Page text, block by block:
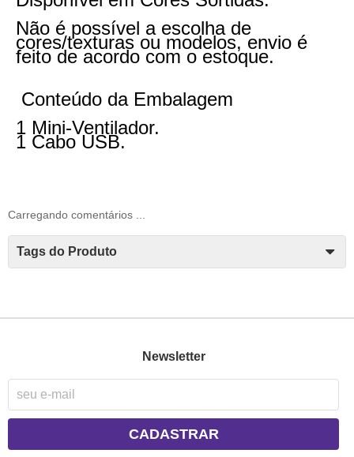
Não é possível a escolha de
cores/texturas ou modelos, envio é
feito de acordo com o estoque.
Conteúdo da Embalagem
1 Mini-Ventilador.
1 Cabo USB.
Carregando comentários ...
Tags do Produto
Newsletter
CADASTRAR